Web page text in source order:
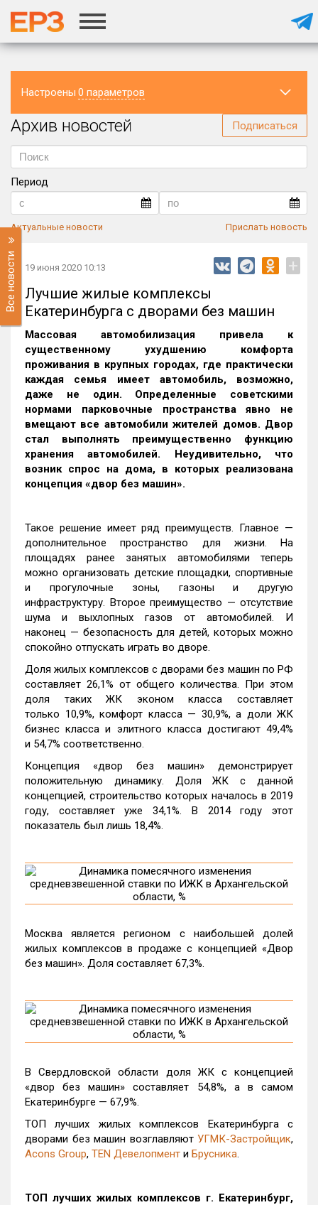
Настроены 0 параметров
Регион
Архив новостей Подписаться
Период
Актуальные новости Прислать новость
Все новости 19 июня 2020 10:13 +
Лучшие жилые комплексы
Екатеринбурга с дворами без машин
Массовая автомобилизация привела к
существенному ухудшению комфорта
проживания в крупных городах, где практически
каждая семья имеет автомобиль, возможно,
даже не один. Определенные советскими
нормами парковочные пространства явно не
вмещают все автомобили жителей домов. Двор
стал выполнять преимущественно функцию
хранения автомобилей. Неудивительно, что
возник спрос на дома, в которых реализована
концепция «двор без машин».
Такое решение имеет ряд преимуществ. Главное —
дополнительное пространство для жизни. На
площадях ранее занятых автомобилями теперь
можно организовать детские площадки, спортивные
и прогулочные зоны, газоны и другую
инфраструктуру. Второе преимущество — отсутствие
шума и выхлопных газов от автомобилей. И
наконец — безопасность для детей, которых можно
спокойно отпускать играть во дворе.
Доля жилых комплексов с дворами без машин по РФ
составляет 26,1% от общего количества. При этом
доля таких ЖК эконом класса составляет
только 10,9%, комфорт класса — 30,9%, а доли ЖК
бизнес класса и элитного класса достигают 49,4%
и 54,7% соответственно.
Концепция «двор без машин» демонстрирует
положительную динамику. Доля ЖК с данной
концепцией, строительство которых началось в 2019
году, составляет уже 34,1%. В 2014 году этот
показатель был лишь 18,4%.
Москва является регионом с наибольшей долей
жилых комплексов в продаже с концепцией «Двор
без машин». Доля составляет 67,3%.
В Свердловской области доля ЖК с концепцией
«двор без машин» составляет 54,8%, а в самом
Екатеринбурге — 67,9%.
ТОП лучших жилых комплексов Екатеринбурга с
дворами без машин возглавляют УГМК-Застройщик,
Acons Group, TEN Девелопмент и Брусника.
ТОП лучших жилых комплексов г. Екатеринбург,